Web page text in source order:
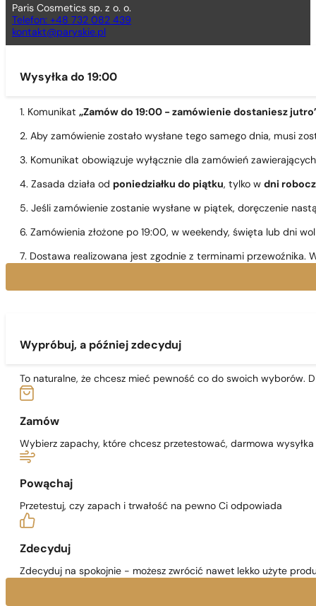
Paris Cosmetics sp. z o. o.
Telefon: +48 732 082 439
kontakt@paryskie.pl
Wysyłka do 19:00
1. Komunikat „Zamów do 19:00 - zamówienie dostaniesz
2. Aby zamówienie zostało wysłane tego samego dnia, musi
3. Komunikat obowiązuje wyłącznie dla zamówień
4. Zasada działa od poniedziałku do piątku, tylko w dni
5. Jeśli zamówienie zostanie wysłane w piątek, doręczenie
6. Zamówienia złożone po 19:00, w weekendy, święta lub dni
7. Dostawa realizowana jest zgodnie z terminami przewoźnika.
Wypróbuj, a później zdecyduj
To naturalne, że chcesz mieć pewność co do swoich wyborów.
Zamów
Wybierz zapachy, które chcesz przetestować, darmowa wysyłka
Powąchaj
Przetestuj, czy zapach i trwałość na pewno Ci odpowiada
Zdecyduj
Zdecyduj na spokojnie - możesz zwrócić nawet lekko użyte